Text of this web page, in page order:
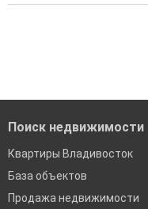
Воспользуйтесь
Поиск недвижимости
Квартиры Владивосток
База объектов
Продажа недвижимости